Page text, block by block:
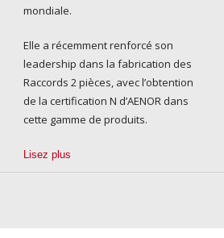
mondiale.
Elle a récemment renforcé son
leadership dans la fabrication des
Raccords 2 pièces, avec l’obtention
de la certification N d’AENOR dans
cette gamme de produits.
Lisez plus